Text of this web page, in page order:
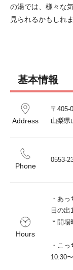
の湯では、様々な
見られるかもしれ
基本情報
Address
〒405-
山梨県
Phone
0553-
Hours
・あ
日の出
＊開
・こ
10:30